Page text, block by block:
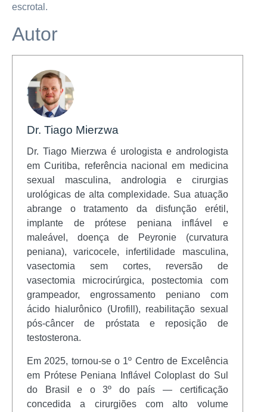
escrotal.
Autor
Dr. Tiago Mierzwa
Dr. Tiago Mierzwa é urologista e andrologista
em Curitiba, referência nacional em medicina
sexual masculina, andrologia e cirurgias
urológicas de alta complexidade. Sua atuação
abrange o tratamento da disfunção erétil,
implante de prótese peniana inflável e
maleável, doença de Peyronie (curvatura
peniana), varicocele, infertilidade masculina,
vasectomia sem cortes, reversão de
vasectomia microcirúrgica, postectomia com
grampeador, engrossamento peniano com
ácido hialurônico (Urofill), reabilitação sexual
pós-câncer de próstata e reposição de
testosterona.
Em 2025, tornou-se o 1º Centro de Excelência
em Prótese Peniana Inflável Coloplast do Sul
do Brasil e o 3º do país — certificação
concedida a cirurgiões com alto volume